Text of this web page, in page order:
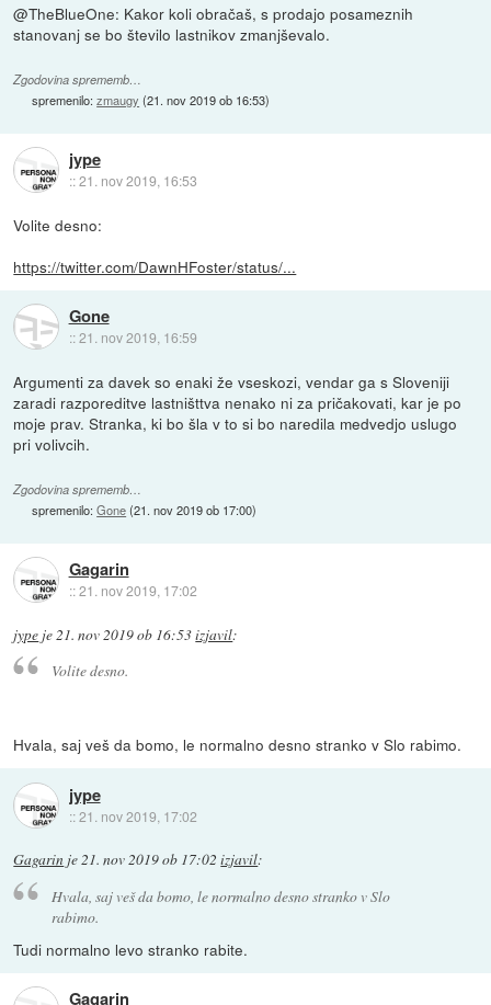
@TheBlueOne: Kakor koli obračaš, s prodajo posameznih
stanovanj se bo število lastnikov zmanjševalo.
Zgodovina sprememb…
spremenilo:zmaugy (21. nov 2019 ob 16:53)
jype
::21. nov 2019, 16:53
Volite desno:
https://twitter.com/DawnHFoster/status/...
Gone
::21. nov 2019, 16:59
Argumenti za davek so enaki že vseskozi, vendar ga s Sloveniji
zaradi razporeditve lastništtva nenako ni za pričakovati, kar je po
moje prav. Stranka, ki bo šla v to si bo naredila medvedjo uslugo
pri volivcih.
Zgodovina sprememb…
spremenilo:Gone(21. nov 2019 ob 17:00)
Gagarin
::21. nov 2019, 17:02
jype je21. nov 2019 ob 16:53izjavil:
Volite desno.
Hvala, saj veš da bomo, le normalno desno stranko v Slo rabimo.
jype
::21. nov 2019, 17:02
Gagarin je21. nov 2019 ob 17:02 izjavil:
Hvala, saj veš da bomo, le normalno desno stranko v Slo
rabimo.
Tudi normalno levo stranko rabite.
Gagarin